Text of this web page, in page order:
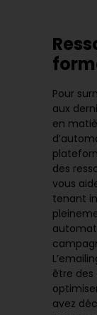
Pour
aux
en
des
vous
tenant
être des
avez